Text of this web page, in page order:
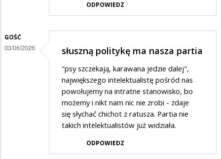
ODPOWIEDZ
GOŚĆ
03/06/2026 słuszną politykę ma nasza partia
"psy szczekają, karawana jedzie dalej",
największego intelektualistę pośród nas
powołujemy na intratne stanowisko, bo
możemy i nikt nam nic nie zrobi - zdaje
się słychać chichot z ratusza. Partia nie
takich intelektualistów już widziała.
ODPOWIEDZ